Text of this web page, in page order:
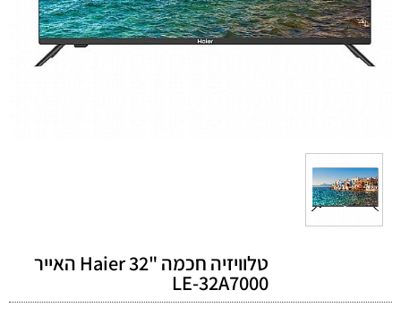
טלוויזיה חכמה "32 Haier האייר
LE-32A7000